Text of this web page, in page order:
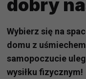
dobry
Wybierz się na
domu z
samopoczucie
wysiłku fizycznym!